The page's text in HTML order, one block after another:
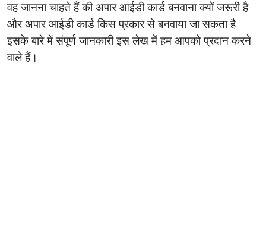
वह जानना चाहते हैं की अपार आईडी कार्ड बनवाना क्यों जरूरी है
और अपार आईडी कार्ड किस प्रकार से बनवाया जा सकता है
इसके बारे में संपूर्ण जानकारी इस लेख में हम आपको प्रदान करने
वाले हैं।